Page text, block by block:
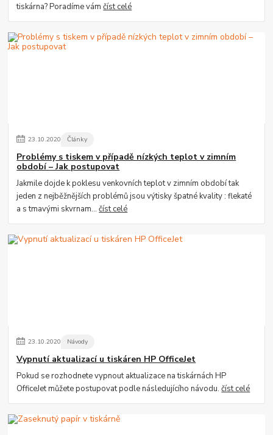
tiskárna? Poradíme vámčíst celé
23.10.2020 Články
Problémy s tiskem v případě nízkých teplot v zimním
období – Jak postupovat
Jakmile dojde k poklesu venkovních teplot v zimním období tak
jeden z nejběžnějších problémů jsou výtisky špatné kvality : flekaté
a s tmavými skvrnam...číst celé
23.10.2020 Návody
Vypnutí aktualizací u tiskáren HP OfficeJet
Pokud se rozhodnete vypnout aktualizace na tiskárnách HP
OfficeJet můžete postupovat podle následujícího návodu.číst celé